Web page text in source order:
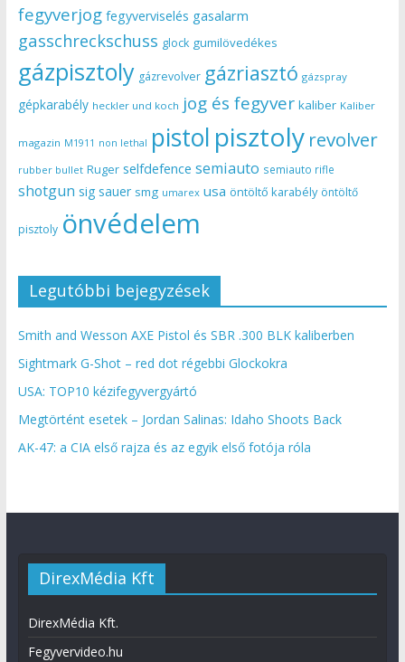
fegyverjog fegyverviselés gasalarm
gasschreckschuss glock gumilövedékes
gázpisztoly gázrevolver gázriasztó gázspray
gépkarabély heckler und koch jog és fegyver kaliber Kaliber
magazin M1911 non lethal pistol pisztoly revolver
rubber bullet Ruger selfdefence semiauto semiauto rifle
shotgun sig sauer smg umarex usa öntöltő karabély öntöltő
pisztoly önvédelem
Legutóbbi bejegyzések
Smith and Wesson AXE Pistol és SBR .300 BLK kaliberben
Sightmark G-Shot – red dot régebbi Glockokra
USA: TOP10 kézifegyvergyártó
Megtörtént esetek – Jordan Salinas: Idaho Shoots Back
AK-47: a CIA első rajza és az egyik első fotója róla
DirexMédia Kft
DirexMédia Kft.
Fegyvervideo.hu